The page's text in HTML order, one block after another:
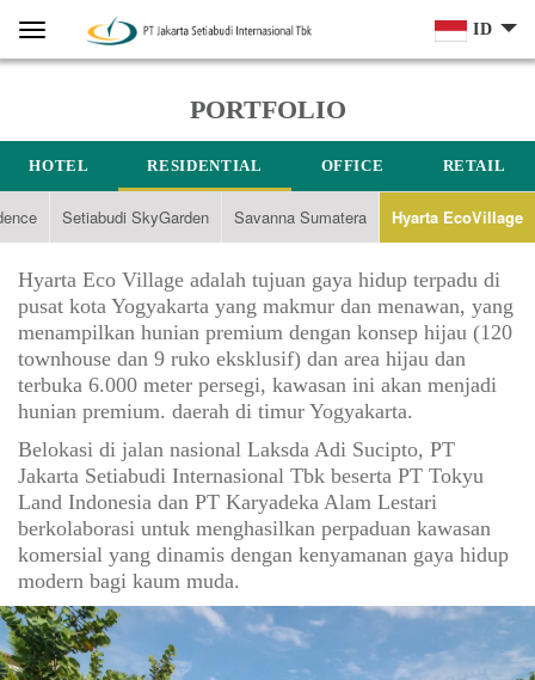
Menu Home ID
PORTFOLIO
HOTEL RESIDENTIAL OFFICE RETAIL
Setiabudi SkyGarden Savanna Sumatera Hyarta EcoVillage
Hyarta Eco Village adalah tujuan gaya hidup terpadu di
pusat kota Yogyakarta yang makmur dan menawan, yang
menampilkan hunian premium dengan konsep hijau (120
townhouse dan 9 ruko eksklusif) dan area hijau dan
terbuka 6.000 meter persegi, kawasan ini akan menjadi
hunian premium. daerah di timur Yogyakarta.
Belokasi di jalan nasional Laksda Adi Sucipto, PT
Jakarta Setiabudi Internasional Tbk beserta PT Tokyu
Land Indonesia dan PT Karyadeka Alam Lestari
berkolaborasi untuk menghasilkan perpaduan kawasan
komersial yang dinamis dengan kenyamanan gaya hidup
modern bagi kaum muda.